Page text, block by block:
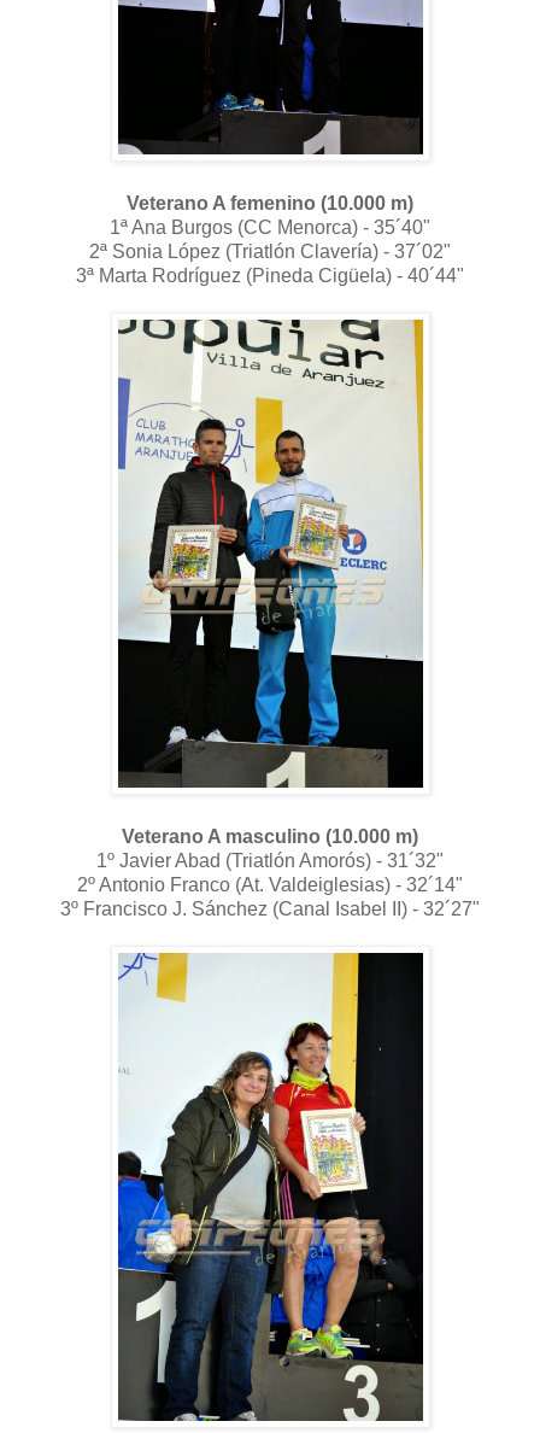
Veterano A femenino (10.000 m)
1ª Ana Burgos (CC Menorca) - 35´40"
2ª Sonia López (Triatlón Clavería) - 37´02"
3ª Marta Rodríguez (Pineda Cigüela) - 40´44"
Veterano A masculino (10.000 m)
1º Javier Abad (Triatlón Amorós) - 31´32"
2º Antonio Franco (At. Valdeiglesias) - 32´14"
3º Francisco J. Sánchez (Canal Isabel II) - 32´27"